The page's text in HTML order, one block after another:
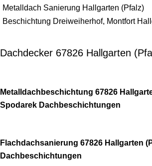
Metalldach Sanierung Hallgarten (Pfalz)
Beschichtung Dreiweiherhof, Montfort
Dachdecker 67826 Hallgarten
Metalldachbeschichtung 67826
Spodarek Dachbeschichtungen
Flachdachsanierung 67826 Hallgarten
Dachbeschichtungen